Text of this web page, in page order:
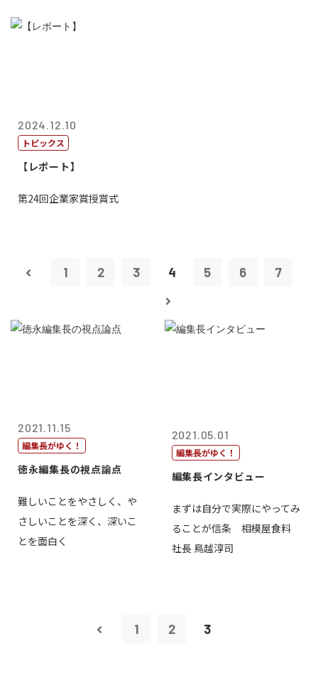
2024.12.10
トピックス
【レポート】
第24回企業家賞授賞式
1 2 3 4 5 6 7
2021.11.15
編集長がゆく！
徳永編集長の視点論点
難しいことをやさしく、や
さしいことを深く、深いこ
とを面白く
2021.05.01
編集長がゆく！
編集長インタビュー
まずは自分で実際にやってみ
ることが信条 相模屋食料
社長 鳥越淳司
1 2 3